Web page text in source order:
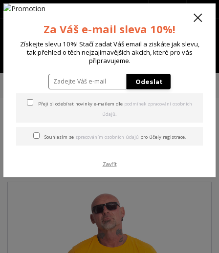
Menu
+420 702 136 620
TRIKA & TÍLKA
Yakuza pánské tričko Crusher Regular
Basic T-Shirt orange 4XL
Regular Basic T-Shirt orange
Za Váš e-mail sleva 10%!
Získejte slevu 10%! Stačí zadat Váš email a ziskáte jak slevu,
tak přehled o těch nejzajímavějších akcích, které pro vás
připravujeme.
Odeslat
Přeji si odebírat novinky e-mailem dle podmínek zpracování osobních
údajů.
Souhlasím se zpracováním osobních údajů pro účely registrace.
Zavřít